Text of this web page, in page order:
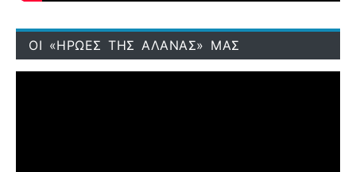
ΟΙ «ΗΡΩΕΣ ΤΗΣ ΑΛΑΝΑΣ» ΜΑΣ